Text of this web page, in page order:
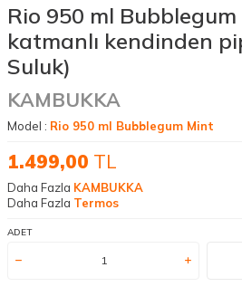
Rio 950 ml
katmanlı kendinden
Suluk)
KAMBUKKA
Model : Rio 950 ml Bubblegum Mint
1.499,00 TL
Daha Fazla KAMBUKKA
Daha Fazla Termos
ADET